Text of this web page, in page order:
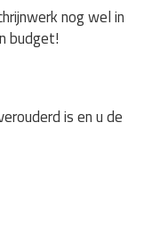
nog wel in
budget!
is en u de